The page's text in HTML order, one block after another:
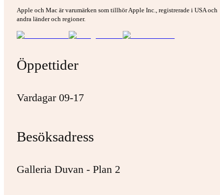
Apple och Mac är varumärken som tillhör Apple Inc., registrerade i USA och
andra länder och regioner.
Öppettider
Vardagar 09-17
Besöksadress
Galleria Duvan - Plan 2